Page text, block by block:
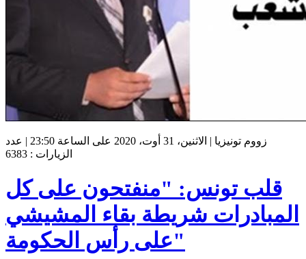
زووم تونيزيا | الاثنين، 31 أوت، 2020 على الساعة 23:50 | عدد
الزيارات : 6383
قلب تونس: "منفتحون على كل
المبادرات شريطة بقاء المشيشي
على رأس الحكومة"